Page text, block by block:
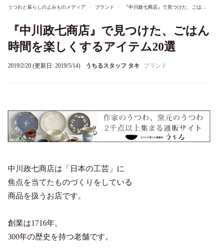
うつわと暮らしのよみものメディア ブランド 『中川政七商店』で見つけた、ごはん時間を楽しくするアイテム20選
『中川政七商店』で見つけた、ごはん
時間を楽しくするアイテム20選
2019/2/20 (更新日: 2019/5/14) うちるスタッフ タキ ブランド
中川政七商店は「日本の工芸」に
焦点を当てたものづくりをしている
商品を扱うお店です。
創業は1716年。
300年の歴史を持つ老舗です。